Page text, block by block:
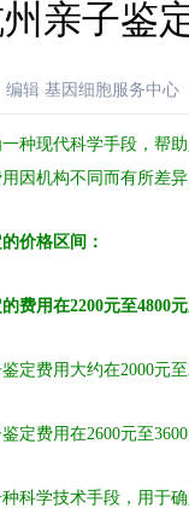
亲子鉴
编辑 基因细胞服务中心
种现代科学手段，帮
因机构不同而有所差
价格区间：
费用在2200元至4800
定费用大约在2000元至
定费用在2600元至3600
科学技术手段，用于